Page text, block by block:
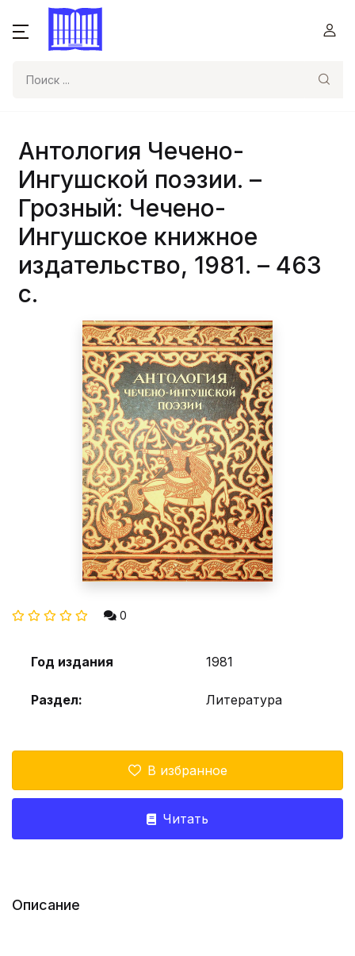
Антология Чечено-
Ингушской поэзии. –
Грозный: Чечено-
Ингушское книжное
издательство, 1981. – 463
с.
0
Год издания 1981
Раздел: Литература
В избранное
Читать
Описание